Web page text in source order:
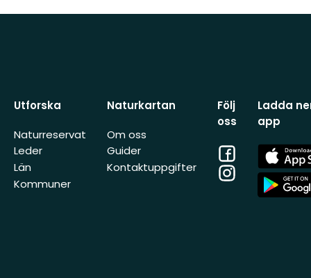
Utforska
Naturreservat
Leder
Län
Kommuner
Naturkartan
Om oss
Guider
Kontaktuppgifter
Följ
oss
Facebook
Instagram
Ladda
app
App
Store
App
Store